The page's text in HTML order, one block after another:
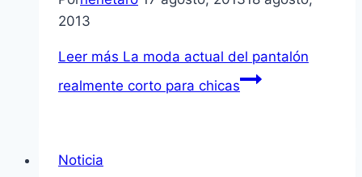
2013
Leer más La moda actual del pantalón
realmente corto para chicas
Noticia